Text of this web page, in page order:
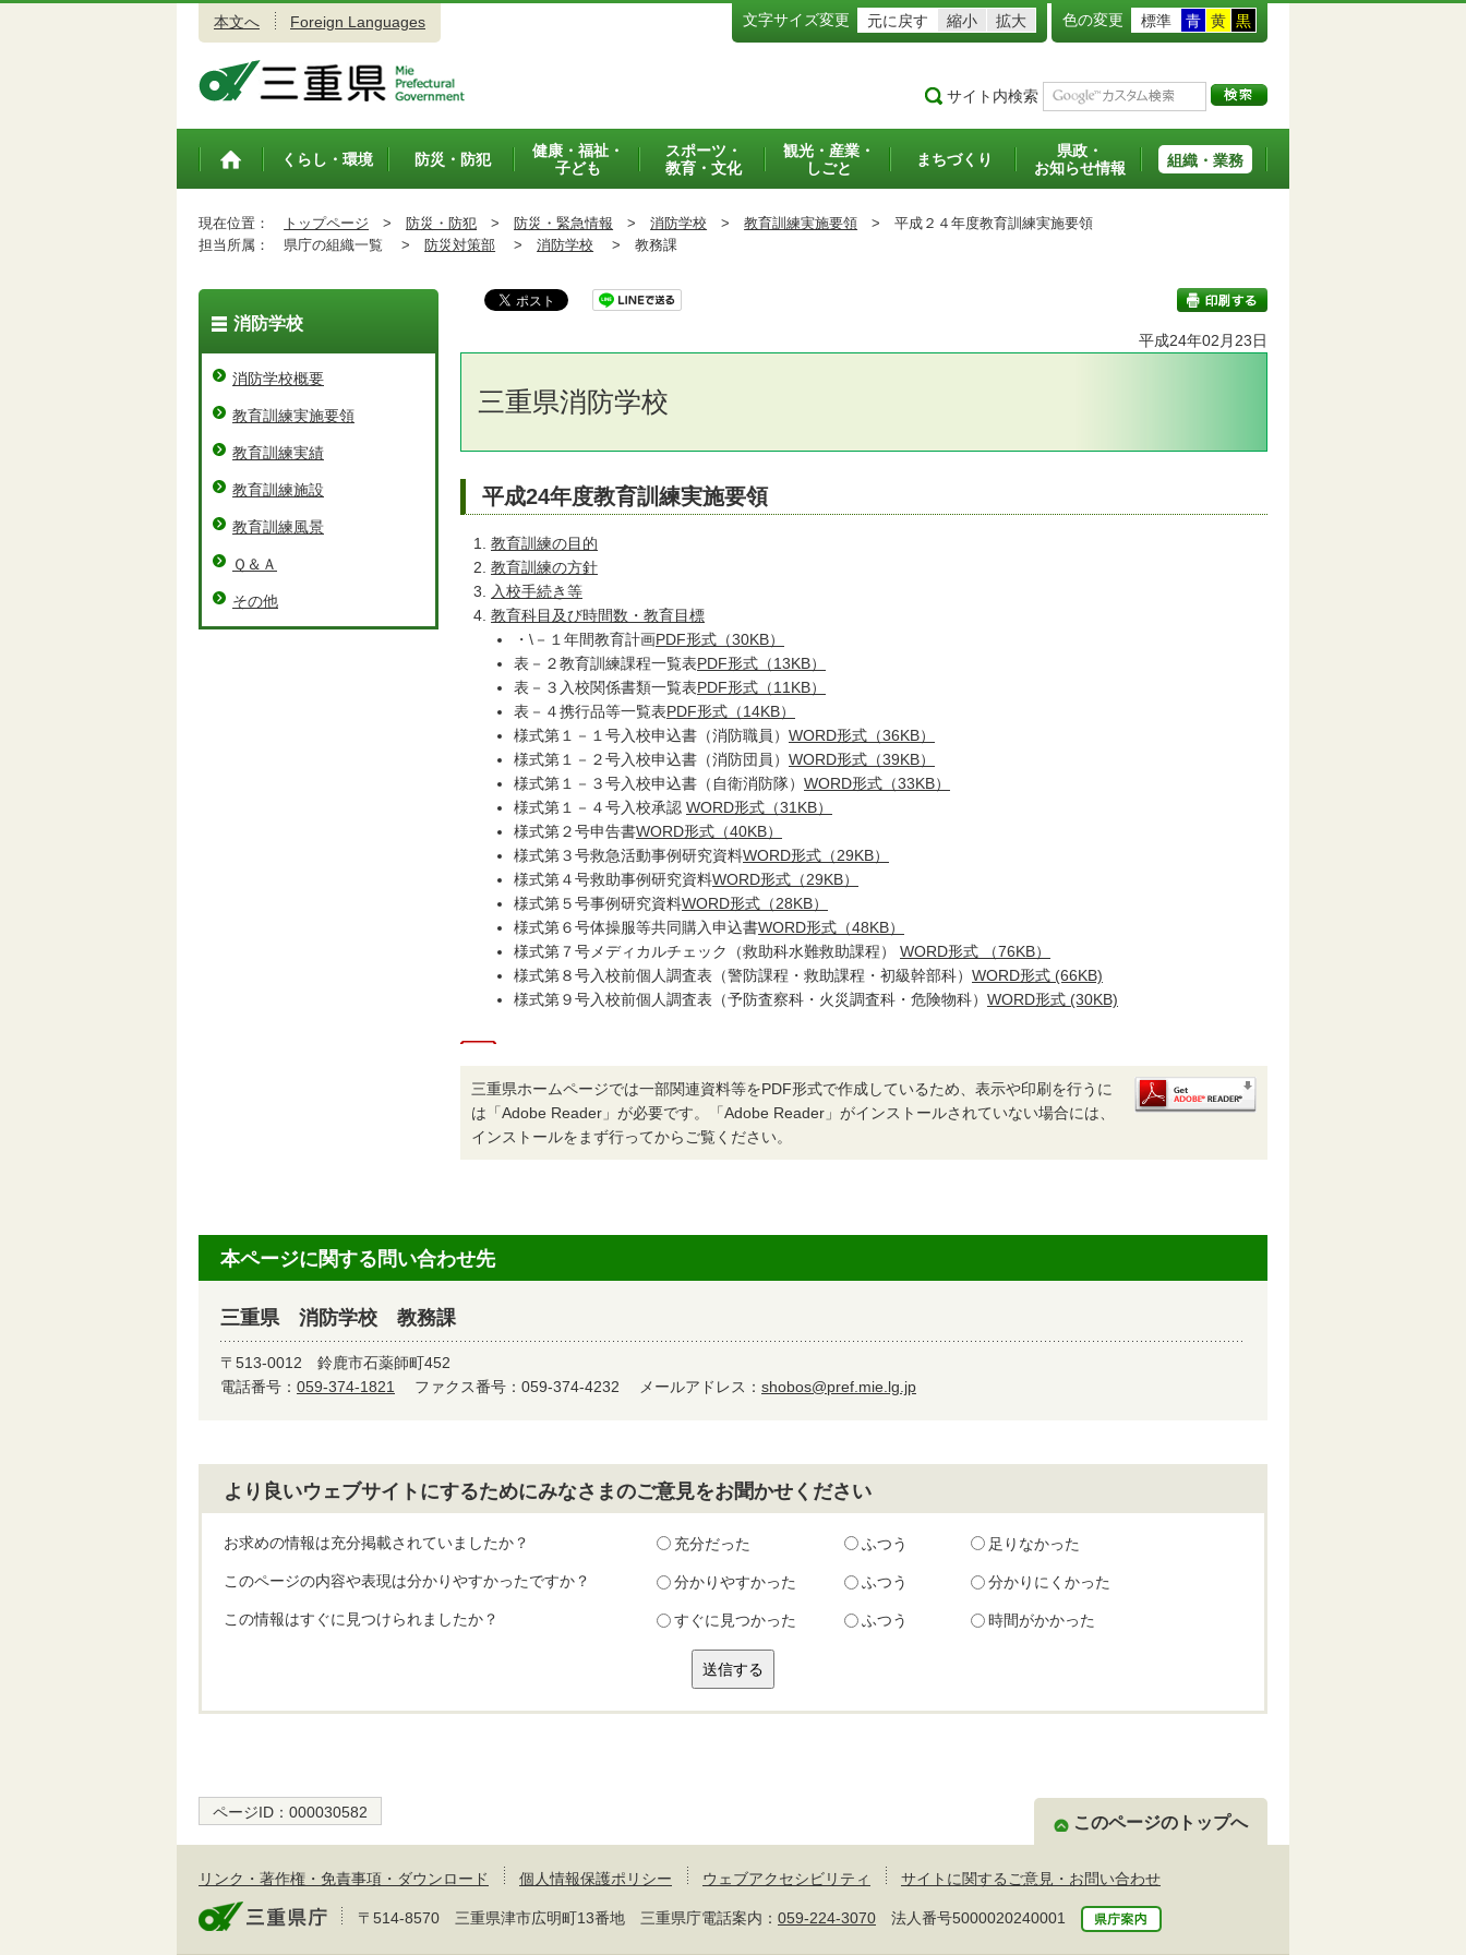
本文へ Foreign Languages 文字サイズ変更 元に戻す 縮小 拡大 色の変更 標準 青 黄 黒
サイト内検索
トップペ
くらし・環境 防災・防犯
健康・福祉・
子ども
スポーツ・
教育・文化
観光・産業・
しごと
まちづくり
県政・
お知らせ情報
組織・業務
現在位置： トップページ > 防災・防犯 > 防災・緊急情報 > 消防学校 > 教育訓練実施要領 > 平成２４年度教育訓練実施要領
担当所属：
県庁の組織一覧 > 防災対策部 > 消防学校 > 教務課
平成24年02月23日
三重県消防学校
平成24年度教育訓練実施要領
教育訓練の目的
教育訓練の方針
入校手続き等
教育科目及び時間数・教育目標
・\－１年間教育計画PDF形式（30KB）
表－２教育訓練課程一覧表PDF形式（13KB）
表－３入校関係書類一覧表PDF形式（11KB）
表－４携行品等一覧表PDF形式（14KB）
様式第１－１号入校申込書（消防職員） WORD形式（36KB）
様式第１－２号入校申込書（消防団員） WORD形式（39KB）
様式第１－３号入校申込書（自衛消防隊） WORD形式（33KB）
様式第１－４号入校承認 WORD形式（31KB）
様式第２号申告書WORD形式（40KB）
様式第３号救急活動事例研究資料WORD形式（29KB）
様式第４号救助事例研究資料WORD形式（29KB）
様式第５号事例研究資料WORD形式（28KB）
様式第６号体操服等共同購入申込書WORD形式（48KB）
様式第７号メディカルチェック（救助科水難救助課程） WORD形式 （76KB）
様式第８号入校前個人調査表（警防課程・救助課程・初級幹部科） WORD形式 (66KB)
様式第９号入校前個人調査表（予防査察科・火災調査科・危険物科） WORD形式 (30KB)
三重県ホームページでは一部関連資料等をPDF形式で作成しているため、表示や印刷を行うに
は「Adobe Reader」が必要です。「Adobe Reader」がインストールされていない場合には、
インストールをまず行ってからご覧ください。
消防学校
消防学校概要
教育訓練実施要領
教育訓練実績
教育訓練施設
教育訓練風景
Ｑ＆Ａ
その他
本ページに関する問い合わせ先
三重県 消防学校 教務課
〒513-0012 鈴鹿市石薬師町452
電話番号： 059-374-1821 ファクス番号：059-374-4232 メールアドレス： shobos@pref.mie.lg.jp
より良いウェブサイトにするためにみなさまのご意見をお聞かせください
お求めの情報は充分掲載されていましたか？ 充分だった ふつう 足りなかった
このページの内容や表現は分かりやすかったですか？ 分かりやすかった ふつう 分かりにくかった
この情報はすぐに見つけられましたか？ すぐに見つかった ふつう 時間がかかった
ページID： 000030582
このページのトップへ
リンク・著作権・免責事項・ダウンロード 個人情報保護ポリシー ウェブアクセシビリティ サイトに関するご意見・お問い合わせ
〒514-8570 三重県津市広明町13番地 三重県庁電話案内： 059-224-3070 法人番号5000020240001